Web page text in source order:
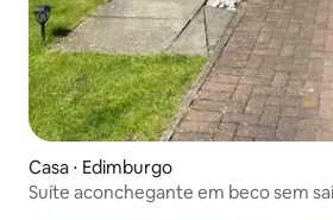
Casa ⋅ Edimburgo
Suíte aconchegante em beco sem